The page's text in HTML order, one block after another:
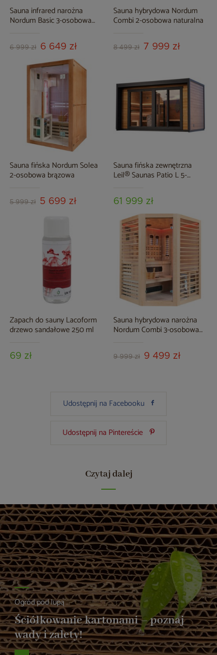
Sauna infrared narożna
Nordum Basic 3-osobowa
6 999 zł 6 649 zł
Sauna hybrydowa Nordum
Combi 2-osobowa naturalna
8 499 zł 7 999 zł
Sauna fińska Nordum Solea
2-osobowa brązowa
5 999 zł 5 699 zł
Sauna fińska zewnętrzna
Leil® Saunas Patio L 5-
61 999 zł
Zapach do sauny Lacoform
drzewo sandałowe 250 ml
69 zł
Sauna hybrydowa narożna
Nordum Combi 3-osobowa
9 999 zł 9 499 zł
Udostępnij na Facebooku
Udostępnij na Pintereście
Czytaj dalej
Ogród pod lupą
Ściółkowanie kartonami – poznaj
wady i zalety!